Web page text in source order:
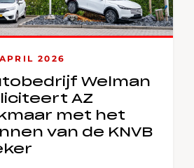
2026
Welman
AZ
met het
van de KNVB